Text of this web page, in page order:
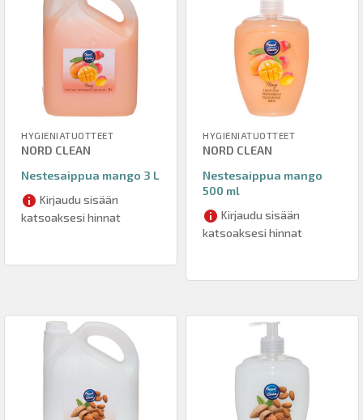
HYGIENIATUOTTEET
NORD CLEAN
Nestesaippua mango 3 L
Kirjaudu sisään
katsoaksesi hinnat
HYGIENIATUOTTEET
NORD CLEAN
Nestesaippua mango
500 ml
Kirjaudu sisään
katsoaksesi hinnat